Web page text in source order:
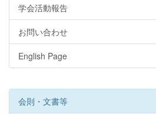
学会活動報告
お問い合わせ
English Page
会則・文書等